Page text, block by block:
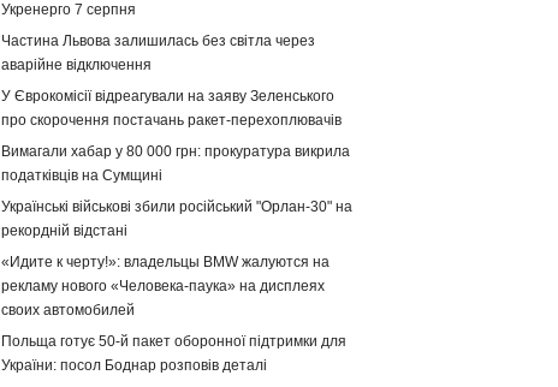
Укренерго 7 серпня
Частина Львова залишилась без світла через
аварійне відключення
У Єврокомісії відреагували на заяву Зеленського
про скорочення постачань ракет-перехоплювачів
Вимагали хабар у 80 000 грн: прокуратура викрила
податківців на Сумщині
Українські військові збили російський "Орлан-30" на
рекордній відстані
«Идите к черту!»: владельцы BMW жалуются на
рекламу нового «Человека-паука» на дисплеях
своих автомобилей
Польща готує 50-й пакет оборонної підтримки для
України: посол Боднар розповів деталі